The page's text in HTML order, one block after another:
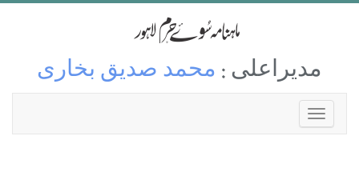
مدیراعلی : محمد صدیق بخاری